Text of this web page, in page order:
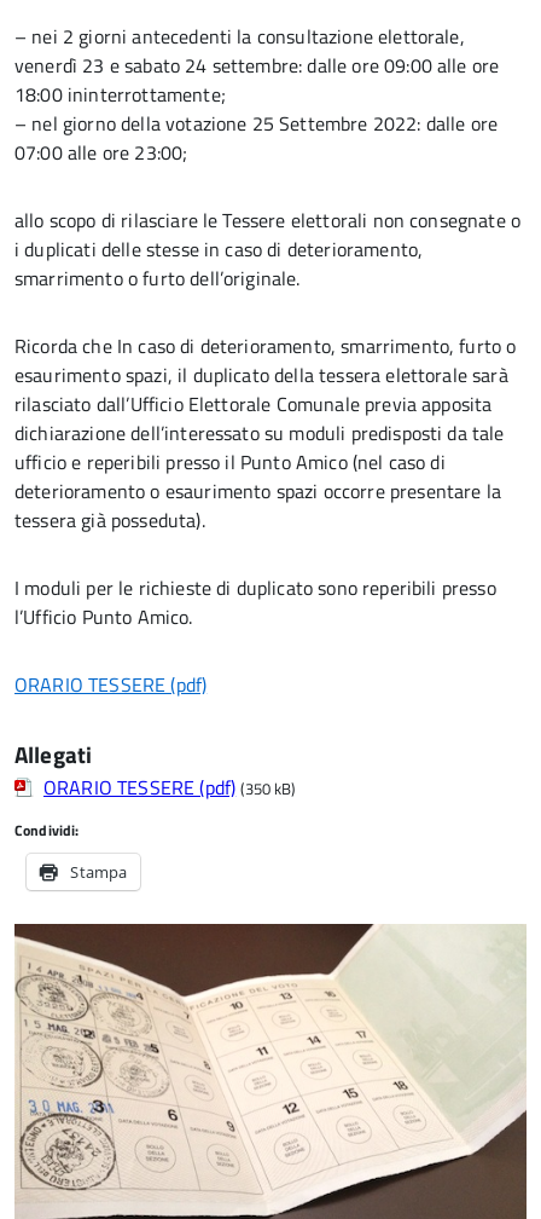
– nei 2 giorni antecedenti la consultazione elettorale,
venerdì 23 e sabato 24 settembre: dalle ore 09:00 alle ore
18:00 ininterrottamente;
– nel giorno della votazione 25 Settembre 2022: dalle ore
07:00 alle ore 23:00;
allo scopo di rilasciare le Tessere elettorali non consegnate o
i duplicati delle stesse in caso di deterioramento,
smarrimento o furto dell’originale.
Ricorda che In caso di deterioramento, smarrimento, furto o
esaurimento spazi, il duplicato della tessera elettorale sarà
rilasciato dall’Ufficio Elettorale Comunale previa apposita
dichiarazione dell’interessato su moduli predisposti da tale
ufficio e reperibili presso il Punto Amico (nel caso di
deterioramento o esaurimento spazi occorre presentare la
tessera già posseduta).
I moduli per le richieste di duplicato sono reperibili presso
l’Ufficio Punto Amico.
ORARIO TESSERE (pdf)
Allegati
ORARIO TESSERE (pdf) (350 kB)
Condividi:
Stampa